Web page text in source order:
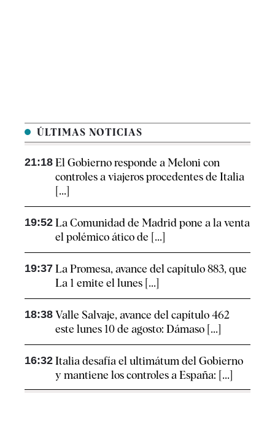
ÚLTIMAS NOTICIAS
21:18 El Gobierno responde a Meloni con
controles a viajeros procedentes de Italia
[...]
19:52 La Comunidad de Madrid pone a la venta
el polémico ático de [...]
19:37 La Promesa, avance del capítulo 883, que
La 1 emite el lunes [...]
18:38 Valle Salvaje, avance del capítulo 462
este lunes 10 de agosto: Dámaso [...]
16:32 Italia desafía el ultimátum del Gobierno
y mantiene los controles a España: [...]